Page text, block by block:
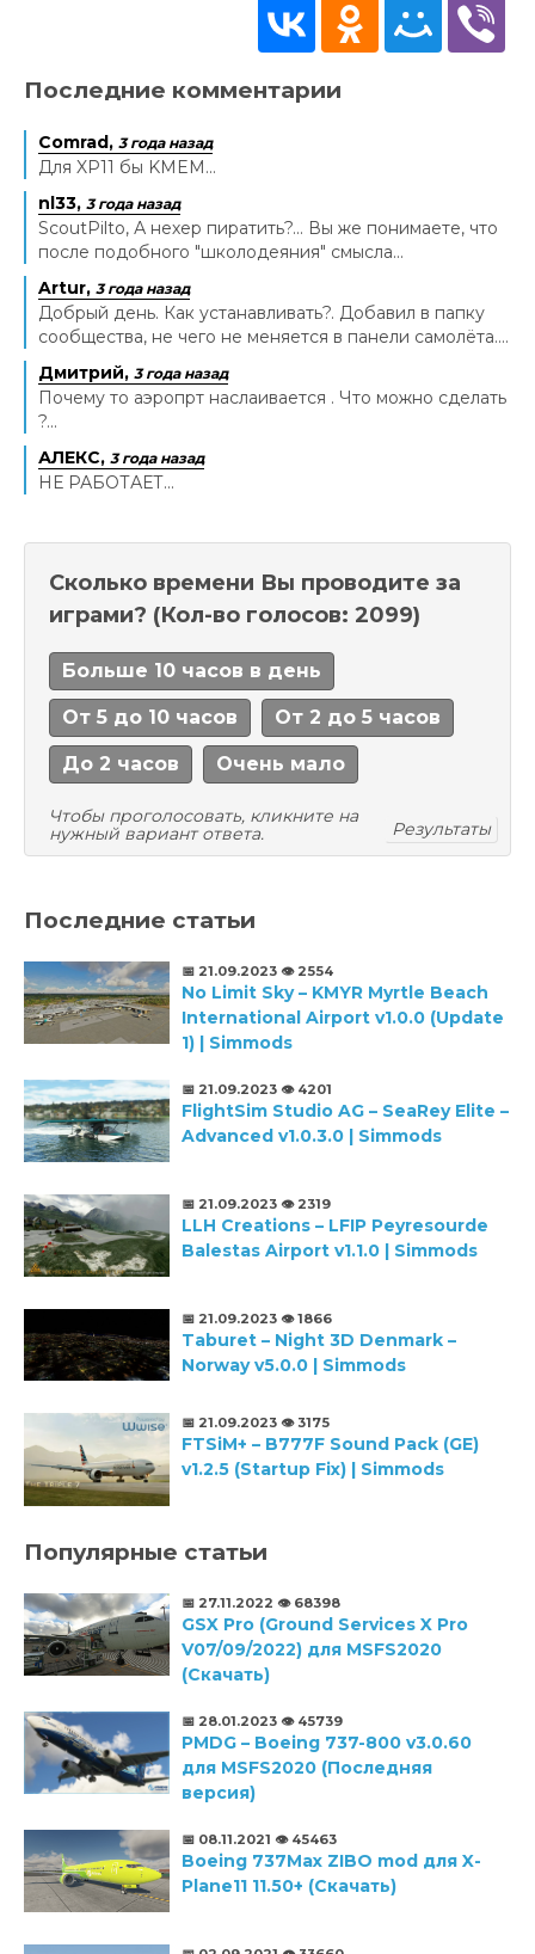
Последние комментарии
Comrad, 3 года назад
Для XP11 бы KMEM...
nl33, 3 года назад
ScoutPilto, А нехер пиратить?... Вы же понимаете, что
после подобного "школодеяния" смысла...
Artur, 3 года назад
Добрый день. Как устанавливать?. Добавил в папку
сообщества, не чего не меняется в панели самолёта....
Дмитрий, 3 года назад
Почему то аэропрт наслаивается . Что можно сделать
?...
АЛЕКС, 3 года назад
НЕ РАБОТАЕТ...
Сколько времени Вы проводите за
играми? (Кол-во голосов: 2099)
Больше 10 часов в день
От 5 до 10 часов От 2 до 5 часов
До 2 часов Очень мало
Чтобы проголосовать, кликните на
нужный вариант ответа.
Результаты
Последние статьи
📅 21.09.2023 👁️ 2554
No Limit Sky – KMYR Myrtle Beach
International Airport v1.0.0 (Update
1) | Simmods
📅 21.09.2023 👁️ 4201
FlightSim Studio AG – SeaRey Elite –
Advanced v1.0.3.0 | Simmods
📅 21.09.2023 👁️ 2319
LLH Creations – LFIP Peyresourde
Balestas Airport v1.1.0 | Simmods
📅 21.09.2023 👁️ 1866
Taburet – Night 3D Denmark –
Norway v5.0.0 | Simmods
📅 21.09.2023 👁️ 3175
FTSiM+ – B777F Sound Pack (GE)
v1.2.5 (Startup Fix) | Simmods
Популярные статьи
📅 27.11.2022 👁️ 68398
GSX Pro (Ground Services X Pro
V07/09/2022) для MSFS2020
(Скачать)
📅 28.01.2023 👁️ 45739
PMDG – Boeing 737-800 v3.0.60
для MSFS2020 (Последняя
версия)
📅 08.11.2021 👁️ 45463
Boeing 737Max ZIBO mod для X-
Plane11 11.50+ (Скачать)